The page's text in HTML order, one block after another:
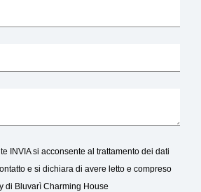
INVIA si acconsente al trattamento dei dati
e si dichiara di avere letto e compreso
di Bluvarì Charming House